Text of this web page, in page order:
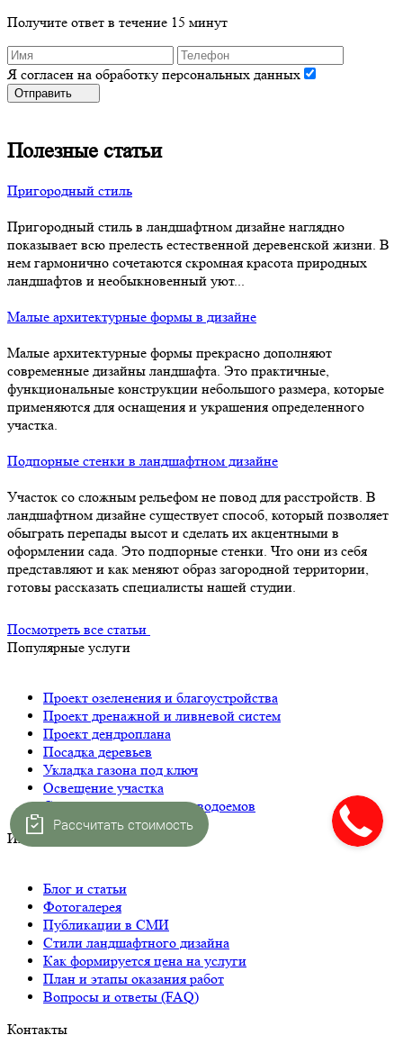
Получите ответ в течение 15 минут
Я согласен на обработку персональных данных
Отправить
Полезные статьи
Пригородный стиль
Пригородный стиль в ландшафтном дизайне наглядно
показывает всю прелесть естественной деревенской жизни. В
нем гармонично сочетаются скромная красота природных
ландшафтов и необыкновенный уют...
Малые архитектурные формы в дизайне
Малые архитектурные формы прекрасно дополняют
современные дизайны ландшафта. Это практичные,
функциональные конструкции небольшого размера, которые
применяются для оснащения и украшения определенного
участка.
Подпорные стенки в ландшафтном дизайне
Участок со сложным рельефом не повод для расстройств. В
ландшафтном дизайне существует способ, который позволяет
обыграть перепады высот и сделать их акцентными в
оформлении сада. Это подпорные стенки. Что они из себя
представляют и как меняют образ загородной территории,
готовы рассказать специалисты нашей студии.
Посмотреть все статьи
Популярные услуги
Проект озеленения и благоустройства
Проект дренажной и ливневой систем
Проект дендроплана
Посадка деревьев
Укладка газона под ключ
Освещение участка
Строительство прудов и водоемов
Интересное
Блог и статьи
Фотогалерея
Публикации в СМИ
Стили ландшафтного дизайна
Как формируется цена на услуги
План и этапы оказания работ
Вопросы и ответы (FAQ)
Контакты
Рассчитать стоимость